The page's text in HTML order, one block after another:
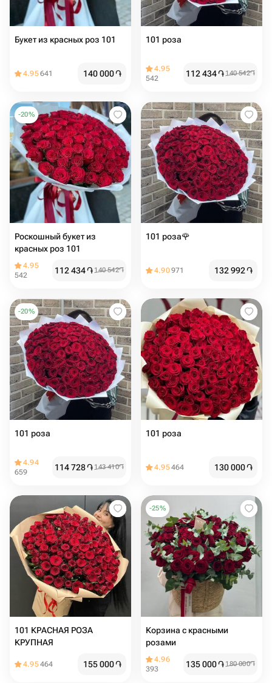
Букет из красных роз 101
4.95641 140 000֏
101 роза
4.95
542
112 434֏ 140 542֏
-20%
Роскошный букет из
красных роз 101
4.95
542
112 434֏ 140 542֏
101 роза🌹
4.90971 132 992֏
-20%
101 роза
4.94
659
114 728֏ 143 410֏
101 роза
4.95464 130 000֏
101 КРАСНАЯ РОЗА
КРУПНАЯ
4.95464 155 000֏
-25%
Корзина с красными
розами ️️️
4.96
393
135 000֏ 180 000֏